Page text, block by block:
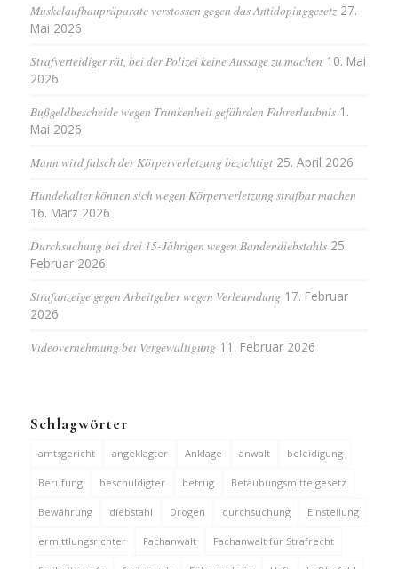
Muskelaufbaupräparate verstossen gegen das Antidopinggesetz 27.
Mai 2026
Strafverteidiger rät, bei der Polizei keine Aussage zu machen 10. Mai
2026
Bußgeldbescheide wegen Trunkenheit gefährden Fahrerlaubnis 1.
Mai 2026
Mann wird falsch der Körperverletzung bezichtigt 25. April 2026
Hundehalter können sich wegen Körperverletzung strafbar machen
16. März 2026
Durchsuchung bei drei 15-Jährigen wegen Bandendiebstahls 25.
Februar 2026
Strafanzeige gegen Arbeitgeber wegen Verleumdung 17. Februar
2026
Videovernehmung bei Vergewaltigung 11. Februar 2026
Schlagwörter
amtsgericht angeklagter Anklage anwalt beleidigung
Berufung beschuldigter betrug Betäubungsmittelgesetz
Bewährung diebstahl Drogen durchsuchung Einstellung
ermittlungsrichter Fachanwalt Fachanwalt für Strafrecht